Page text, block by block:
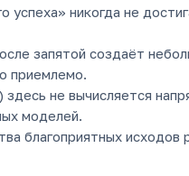
успеха» никогда не
запятой создаёт
приемлемо.
здесь не вычисляется
моделей.
благоприятных